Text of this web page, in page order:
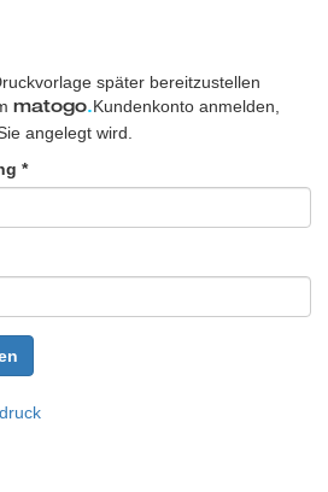
später bereitzustellen
matogo.Kundenkonto anmelden,
angelegt wird.
*